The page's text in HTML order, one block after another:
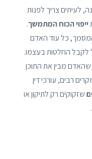
לעיתים צריך לפנות
ייפוי הכוח המתמשך.
כל עוד האדם
לקבל החלטות בעצמו.
מבין את התוכן
רבים, עורכי דין
שזקוקים רק לתיקון או